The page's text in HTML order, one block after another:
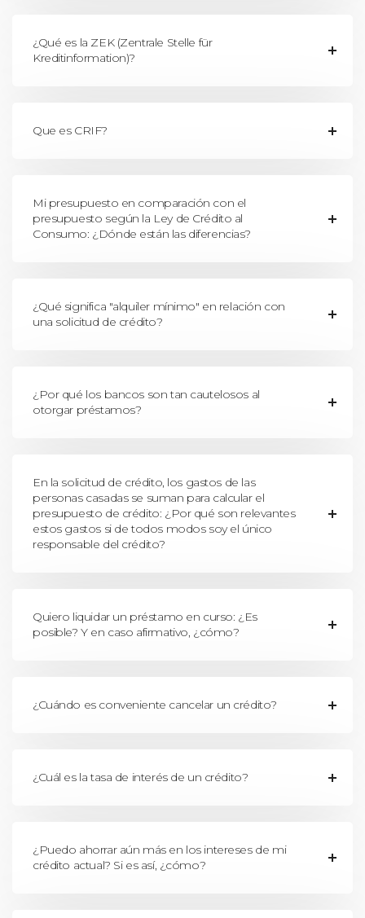
¿Qué es la ZEK (Zentrale Stelle für
Kreditinformation)?
Que es CRIF?
Mi presupuesto en comparación con el
presupuesto según la Ley de Crédito al
Consumo: ¿Dónde están las diferencias?
¿Qué significa "alquiler mínimo" en relación con
una solicitud de crédito?
¿Por qué los bancos son tan cautelosos al
otorgar préstamos?
En la solicitud de crédito, los gastos de las
personas casadas se suman para calcular el
presupuesto de crédito: ¿Por qué son relevantes
estos gastos si de todos modos soy el único
responsable del crédito?
Quiero liquidar un préstamo en curso: ¿Es
posible? Y en caso afirmativo, ¿cómo?
¿Cuándo es conveniente cancelar un crédito?
¿Cuál es la tasa de interés de un crédito?
¿Puedo ahorrar aún más en los intereses de mi
crédito actual? Si es así, ¿cómo?